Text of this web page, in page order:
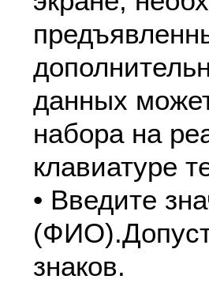
данных
набора на
клавиатуре
• Введите
знаков.